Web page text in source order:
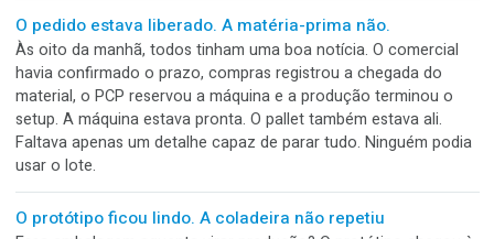
A última versão foi aprovada. A produção abriu a
penúltima
A alteração era pequena. Uma informação corrigida, uma
ajustada e um detalhe reposicionado. O cliente aprovou a
arte e todos seguiram tranquilos para a produção. O
que a pasta também guardava o “final”, o “final corrigido”, o
“final novo” e o “final aprovado”. Entre arquivos quase
alguém abriu justamente a versão anterior.